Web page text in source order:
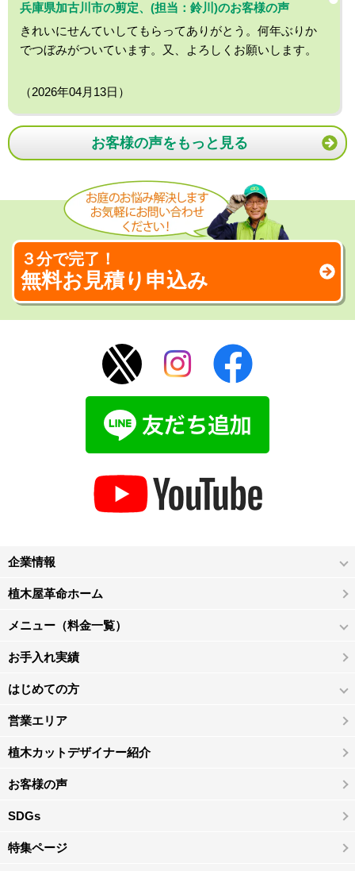
兵庫県加古川市の剪定、(担当：鈴川)のお客様の声
きれいにせんていしてもらってありがとう。何年ぶりか
でつぼみがついています。又、よろしくお願いします。
（2026年04月13日）
お客様の声をもっと見る
３分で完了！
無料お見積り申込み
企業情報
植木屋革命ホーム
メニュー（料金一覧）
お手入れ実績
はじめての方
営業エリア
植木カットデザイナー紹介
お客様の声
SDGs
特集ページ